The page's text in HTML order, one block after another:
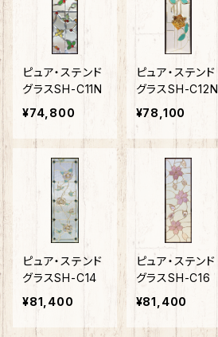
ピュア・ステンド
グラスSH-C11N
¥74,800
ピュア・ステンド
グラスSH-C12N
¥78,100
ピュア・ステンド
グラスSH-C14
¥81,400
ピュア・ステンド
グラスSH-C16
¥81,400